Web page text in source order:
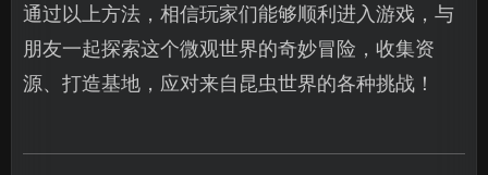
通过以上方法，相信玩家们能够顺利进入游戏，与
朋友一起探索这个微观世界的奇妙冒险，收集资
源、打造基地，应对来自昆虫世界的各种挑战！